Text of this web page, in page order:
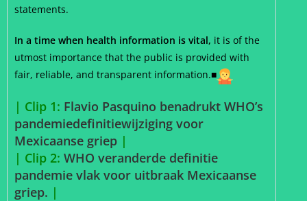
statements.
In a time when health information is vital, it is of the
utmost importance that the public is provided with
fair, reliable, and transparent information.■
| Clip 1: Flavio Pasquino benadrukt WHO’s
pandemiedefinitiewijziging voor
Mexicaanse griep |
| Clip 2: WHO veranderde definitie
pandemie vlak voor uitbraak Mexicaanse
griep. |